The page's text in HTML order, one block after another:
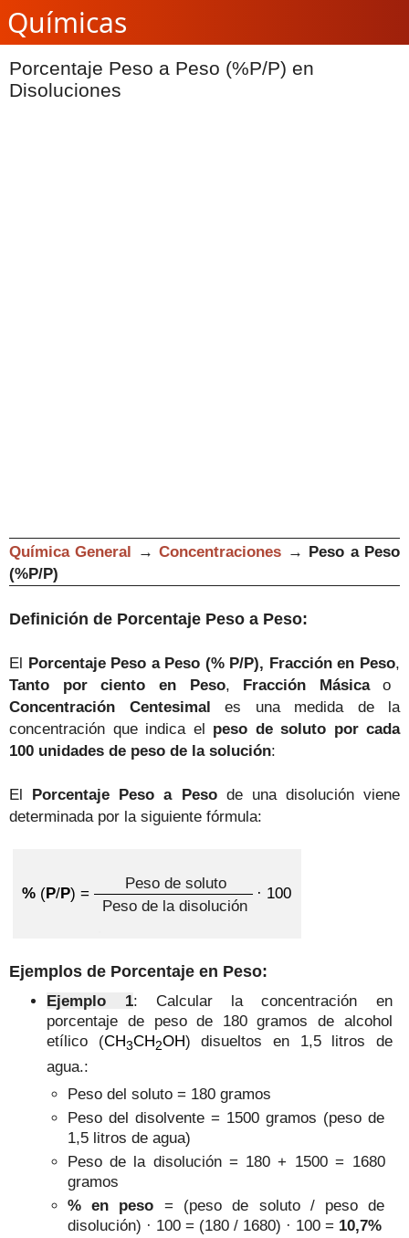
Químicas
Porcentaje Peso a Peso (%P/P) en
Disoluciones
Química General →Concentraciones → Peso a Peso
(%P/P)
Definición de Porcentaje Peso a Peso:
El Porcentaje Peso a Peso (% P/P), Fracción en Peso,
Tanto por ciento en Peso, Fracción Másicao
Concentración Centesimal es una medida de la
concentración que indica el peso de soluto por cada
100 unidades de peso de la solución:
El Porcentaje Peso a Peso de una disolución viene
determinada por la siguiente fórmula:
% (P/P) =
Peso de soluto
· 100
Peso de la disolución
Ejemplos de Porcentaje en Peso:
Ejemplo 1: Calcular la concentración en
porcentaje de peso de 180 gramos de alcohol
etílico (CH3CH2OH) disueltos en 1,5 litros de
agua.:
Peso del soluto = 180 gramos
Peso del disolvente = 1500 gramos (peso de
1,5 litros de agua)
Peso de la disolución = 180 + 1500 = 1680
gramos
% en peso = (peso de soluto / peso de
disolución) · 100 = (180 / 1680) · 100 = 10,7%